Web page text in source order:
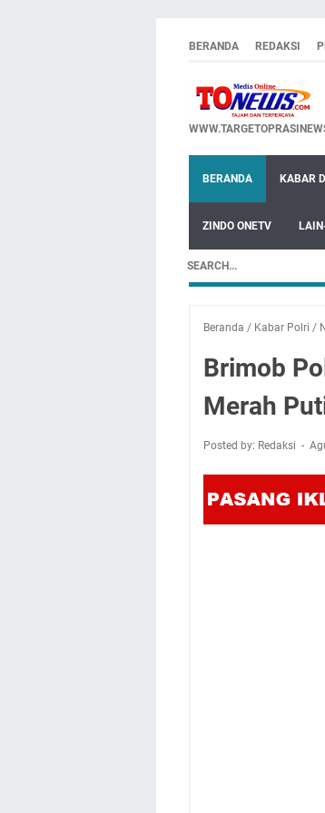
BERANDA REDAKSI
BERANDA KABAR
ZINDO ONETV
Beranda / Kabar Polri /
Brimob
Merah
Posted by: Redaksi